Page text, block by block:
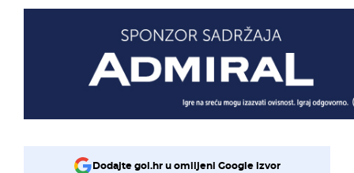
Dodajte gol.hr u omiljeni Google izvor